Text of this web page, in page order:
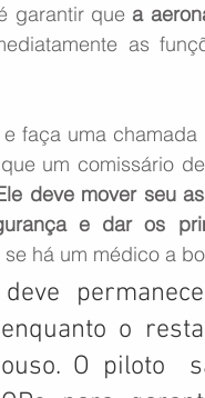
garantir que a
as
faça uma
um comissário
deve mover seu
e  dar  os
há um médico a
o
O piloto